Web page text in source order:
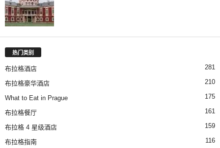
热门类别
布拉格酒店 281
布拉格豪华酒店 210
What to Eat in Prague 175
布拉格餐厅 161
布拉格 4 星级酒店 159
布拉格指南 116